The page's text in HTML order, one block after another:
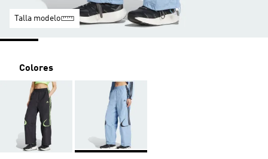
Talla modelo
Colores